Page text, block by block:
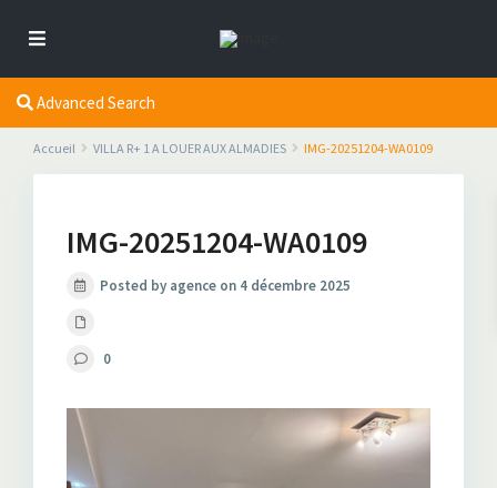
Advanced Search
Accueil VILLA R+ 1 A LOUER AUX ALMADIES IMG-20251204-WA0109
IMG-20251204-WA0109
Posted by agence on 4 décembre 2025
0